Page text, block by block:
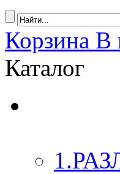
Корзина В
Каталог